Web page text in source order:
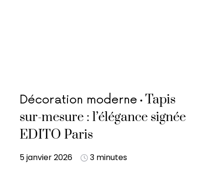
Décoration moderne Tapis
sur-mesure : l’élégance signée
EDITO Paris
5 janvier 2026 3 minutes